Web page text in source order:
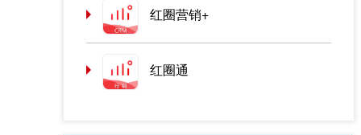
红圈营销+
红圈通